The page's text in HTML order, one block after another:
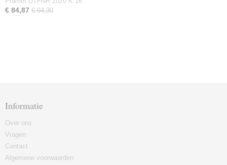
€ 84,87 € 94,30
Informatie
Over ons
Vragen
Contact
Algemene voorwaarden